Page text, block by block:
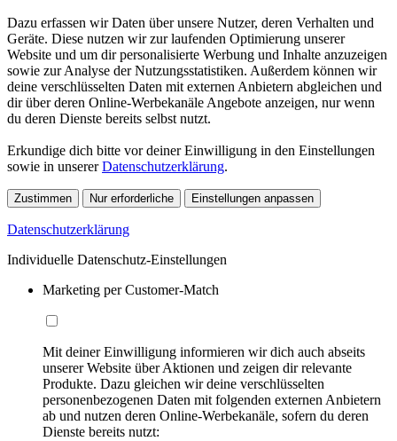
Dazu erfassen wir Daten über unsere Nutzer, deren Verhalten und
Geräte. Diese nutzen wir zur laufenden Optimierung unserer
Website und um dir personalisierte Werbung und Inhalte anzuzeigen
sowie zur Analyse der Nutzungsstatistiken. Außerdem können wir
deine verschlüsselten Daten mit externen Anbietern abgleichen und
dir über deren Online-Werbekanäle Angebote anzeigen, nur wenn
du deren Dienste bereits selbst nutzt.
Erkundige dich bitte vor deiner Einwilligung in den Einstellungen
sowie in unsererDatenschutzerklärung.
Zustimmen Nur erforderliche Einstellungen anpassen
Datenschutzerklärung
Individuelle Datenschutz-Einstellungen
Marketing per Customer-Match
Mit deiner Einwilligung informieren wir dich auch abseits
unserer Website über Aktionen und zeigen dir relevante
Produkte. Dazu gleichen wir deine verschlüsselten
personenbezogenen Daten mit folgenden externen Anbietern
ab und nutzen deren Online-Werbekanäle, sofern du deren
Dienste bereits nutzt: